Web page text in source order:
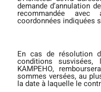
demande d’annulation
recommandée
coordonnées indiquées
En cas de résolution
conditions
KAMPEHO,
sommes versées, au
la date à laquelle le